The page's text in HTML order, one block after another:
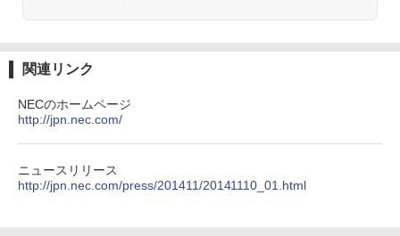
￥29,999
Anker Soundcore Liberty 5 ミッドナイトブ
￥14,990
On My Road (Stadium ver.)
￥250
ONE PIECE モノクロ版 115 (ジャンプコミッ
￥594
関連リンク
NECのホームページ
http://jpn.nec.com/
ニュースリリース
http://jpn.nec.com/press/201411/20141110_01.html